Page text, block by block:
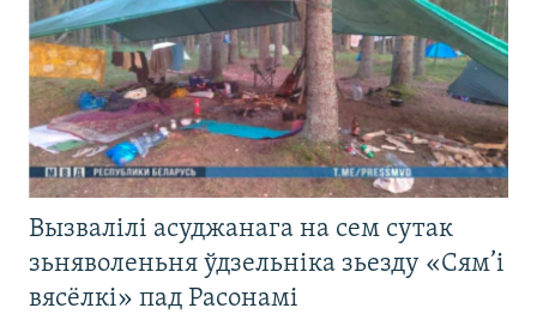
Вызвалілі асуджанага на сем сутак
зьняволеньня ўдзельніка зьезду «Сям’і
вясёлкі» пад Расонамі